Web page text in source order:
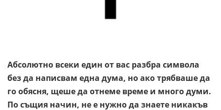
Абсолютно всеки един от вас разбра символа
без да написвам една дума, но ако трябваше да
го обясня, щеше да отнеме време и много думи.
По същия начин, не е нужно да знаете никакъв